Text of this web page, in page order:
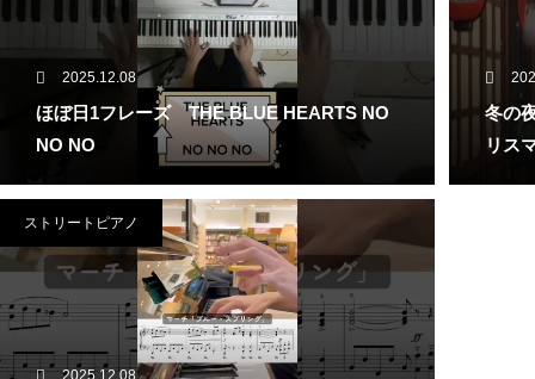
2025.12.08
ほぼ日1フレーズ THE BLUE HEARTS NO
NO NO
冬の
リス
ストリートピアノ
2025.12.08